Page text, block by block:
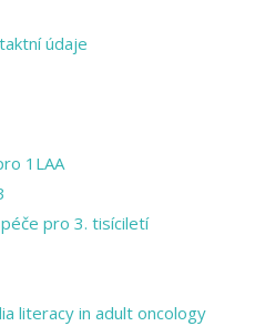
údaje
1LAA
pro 3. tisíciletí
literacy in adult oncology